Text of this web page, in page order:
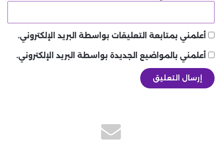
أعلمني بمتابعة التعليقات بواسطة البريد الإلكتروني.
أعلمني بالمواضيع الجديدة بواسطة البريد الإلكتروني.